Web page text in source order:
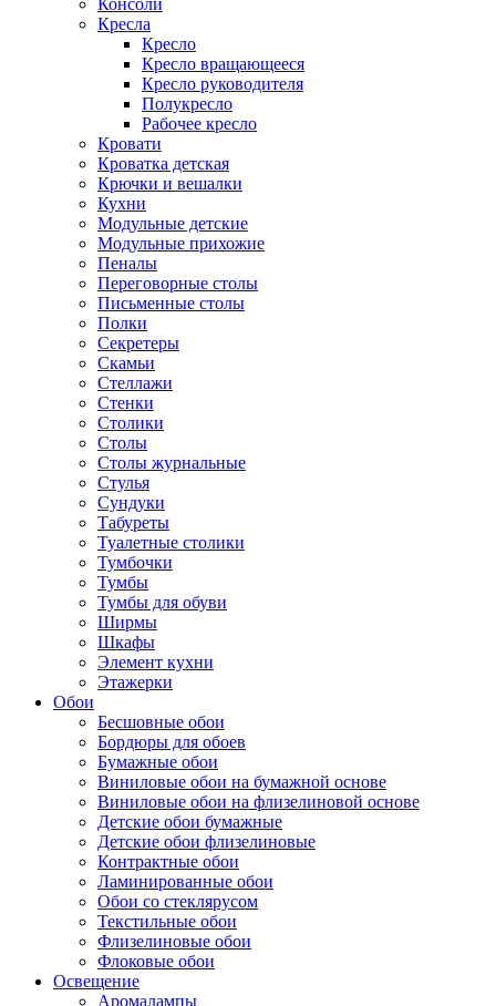
Консоли
Кресла
Кресло
Кресло вращающееся
Кресло руководителя
Полукресло
Рабочее кресло
Кровати
Кроватка детская
Крючки и вешалки
Кухни
Модульные детские
Модульные прихожие
Пеналы
Переговорные столы
Письменные столы
Полки
Секретеры
Скамьи
Стеллажи
Стенки
Столики
Столы
Столы журнальные
Стулья
Сундуки
Табуреты
Туалетные столики
Тумбочки
Тумбы
Тумбы для обуви
Ширмы
Шкафы
Элемент кухни
Этажерки
Обои
Бесшовные обои
Бордюры для обоев
Бумажные обои
Виниловые обои на бумажной основе
Виниловые обои на флизелиновой основе
Детские обои бумажные
Детские обои флизелиновые
Контрактные обои
Ламинированные обои
Обои со стеклярусом
Текстильные обои
Флизелиновые обои
Флоковые обои
Освещение
Аромалампы